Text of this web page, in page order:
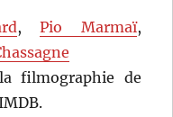
,Pio Marmaï,
filmographie de